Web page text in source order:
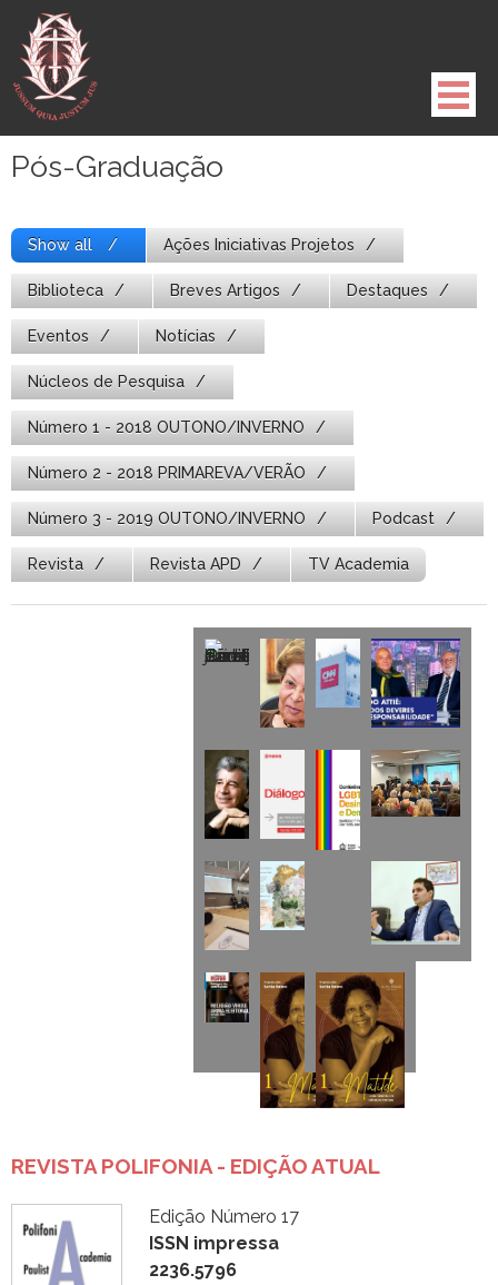
para
conteúdo
Pós-Graduação
Show all Ações Iniciativas Projetos
Biblioteca Breves Artigos Destaques
Eventos Notícias
Núcleos de Pesquisa
Número 1 - 2018 OUTONO/INVERNO
Número 2 - 2018 PRIMAREVA/VERÃO
Número 3 - 2019 OUTONO/INVERNO Podcast
Revista Revista APD TV Academia
REVISTA POLIFONIA - EDIÇÃO ATUAL
Edição Número 17
ISSN impressa
2236.5796